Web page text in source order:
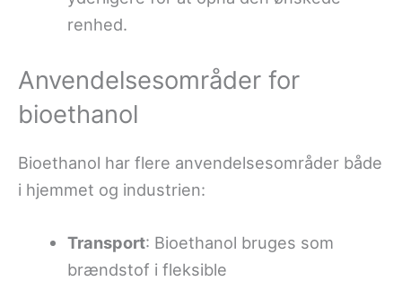
renhed.
Anvendelsesområder for
bioethanol
Bioethanol har flere anvendelsesområder både
i hjemmet og industrien:
Transport: Bioethanol bruges som
brændstof i fleksible